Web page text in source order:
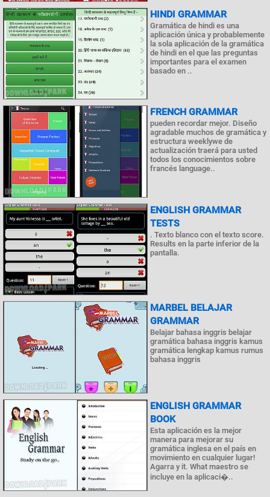
HINDI GRAMMAR
Gramática de hindi es una
aplicación única y probablemente
la sola aplicación de la gramática
de hindi en el que las preguntas
importantes para el examen
basado en ..
FRENCH GRAMMAR
pueden recordar mejor. Diseño
agradable muchos de gramática y
estructura weeklywe de
actualización traerá para usted
todos los conocimientos sobre
francés language..
ENGLISH GRAMMAR
TESTS
. Texto blanco con el texto score.
Results en la parte inferior de la
pantalla.
MARBEL BELAJAR
GRAMMAR
Belajar bahasa inggris belajar
gramática bahasa inggris kamus
gramática lengkap kamus rumus
bahasa inggris
ENGLISH GRAMMAR
BOOK
Esta aplicación es la mejor
manera para mejorar su
gramática inglesa en el país en
movimiento en cualquier lugar!
Agarra y it. What maestro se
incluye en la aplicaci�..